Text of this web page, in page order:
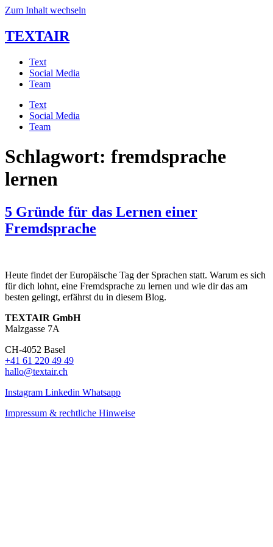
Zum Inhalt wechseln
TEXTAIR
Text
Social Media
Team
Text
Social Media
Team
Schlagwort: fremdsprache
lernen
5 Gründe für das Lernen einer
Fremdsprache
Heute findet der Europäische Tag der Sprachen statt. Warum es sich
für dich lohnt, eine Fremdsprache zu lernen und wie dir das am
besten gelingt, erfährst du in diesem Blog.
TEXTAIR GmbH
Malzgasse 7A
CH-4052 Basel
+41 61 220 49 49
hallo@textair.ch
Instagram Linkedin Whatsapp
Impressum & rechtliche Hinweise